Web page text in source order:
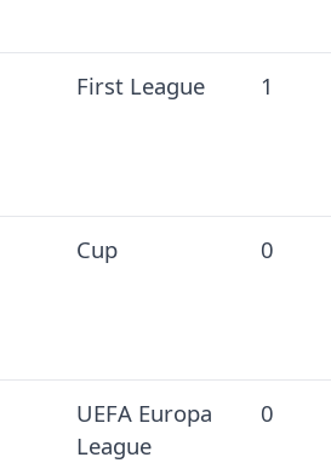
First League 1
Cup 0
UEFA Europa
League
0